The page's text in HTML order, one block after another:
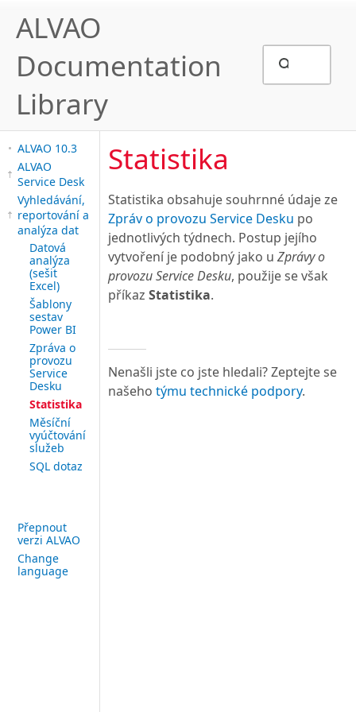
ALVAO
Documentation
Library
ALVAO 10.3
ALVAO
Service Desk
Vyhledávání,
reportování a
analýza dat
Datová
analýza
(sešit
Excel)
Šablony
sestav
Power BI
Zpráva o
provozu
Service
Desku
Statistika
Měsíční
vyúčtování
služeb
SQL dotaz
Přepnout
verzi ALVAO
Change
language
Statistika
Statistika obsahuje souhrnné údaje ze
Zpráv o provozu Service Desku po
jednotlivých týdnech. Postup jejího
vytvoření je podobný jako u Zprávy o
provozu Service Desku, použije se však
příkaz Statistika.
Nenašli jste co jste hledali? Zeptejte se
našeho týmu technické podpory.